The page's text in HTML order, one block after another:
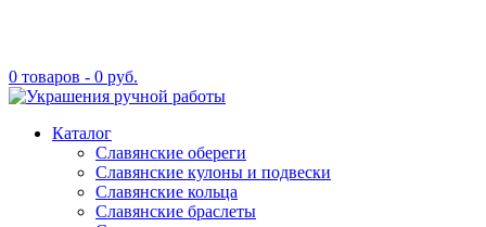
0 товаров - 0 руб.
Каталог
Славянские обереги
Славянские кулоны и подвески
Славянские кольца
Славянские браслеты